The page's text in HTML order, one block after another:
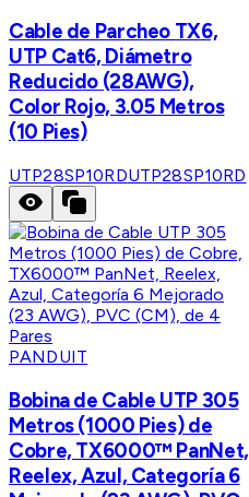
Cable de Parcheo TX6,
UTP Cat6, Diámetro
Reducido (28AWG),
Color Rojo, 3.05 Metros
(10 Pies)
UTP28SP10RDUTP28SP10RD
PANDUIT
Bobina de Cable UTP 305
Metros (1000 Pies) de
Cobre, TX6000™ PanNet,
Reelex, Azul, Categoría 6